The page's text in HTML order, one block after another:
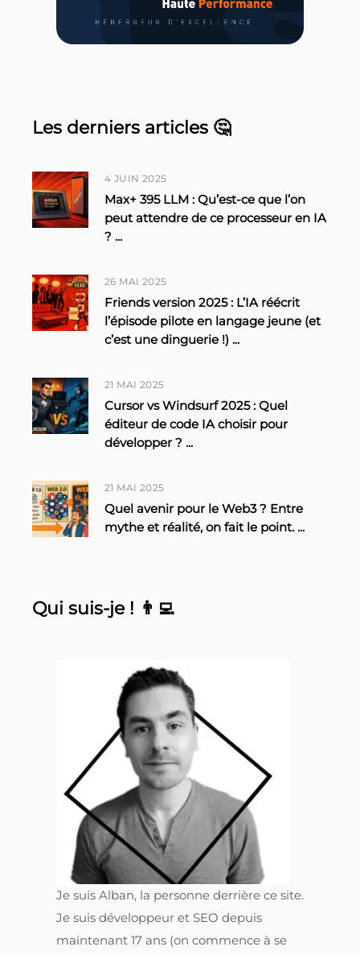
Les derniers articles 🤔
4 JUIN 2025
Max+ 395 LLM : Qu’est-ce que l’on
peut attendre de ce processeur en IA
? ...
26 MAI 2025
Friends version 2025 : L’IA réécrit
l’épisode pilote en langage jeune (et
c’est une dinguerie !) ...
21 MAI 2025
Cursor vs Windsurf 2025 : Quel
éditeur de code IA choisir pour
développer ? ...
21 MAI 2025
Quel avenir pour le Web3 ? Entre
mythe et réalité, on fait le point. ...
Qui suis-je ! 👨‍💻
Je suis Alban, la personne derrière ce site.
Je suis développeur et SEO depuis
maintenant 17 ans (on commence à se